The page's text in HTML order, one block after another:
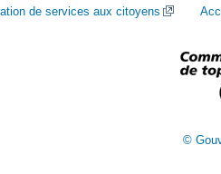
de services aux citoyens
©